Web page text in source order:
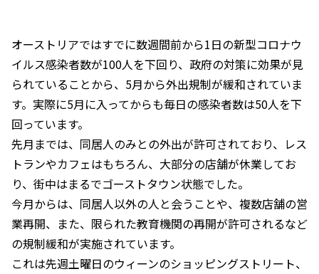
オーストリアではすでに数週間前から1日の新型コロナウ
イルス感染者数が100人を下回り、政府の対策に効果が見
られていることから、5月から外出規制が緩和されていま
す。実際に5月に入ってからも毎日の感染者数は50人を下
回っています。
先月までは、同居人のみとの外出が許可されており、レス
トランやカフェはもちろん、大部分の店舗が休業してお
り、街中はまるでゴーストタウン状態でした。
今月からは、同居人以外の人と会うことや、複数店舗の営
業再開、また、限られた教育機関の再開が許可されるなど
の規制緩和が実施されています。
これは先週土曜日のウィーンのショッピングストリート、